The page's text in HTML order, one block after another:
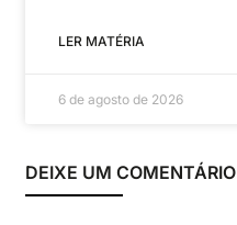
LER MATÉRIA
6 de agosto de 2026
DEIXE UM COMENTÁRIO